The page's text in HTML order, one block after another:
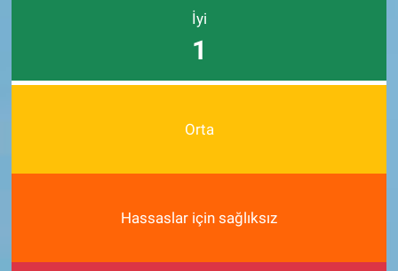
İyi
1
Orta
Hassaslar için sağlıksız